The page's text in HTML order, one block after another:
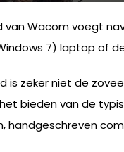
van Wacom voegt
7) laptop of
is zeker niet de
bieden van de
handgeschreven